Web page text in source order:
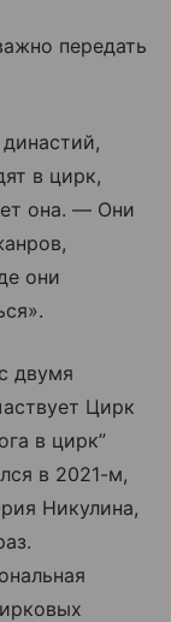
передать
в цирк,
она. — Они
они
двумя
Цирк
в цирк”
в 2021-м,
Никулина,